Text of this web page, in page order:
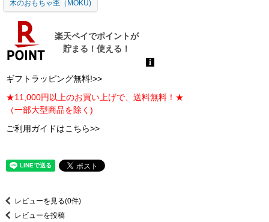
木のおもちゃ杢（MOKU)
ギフトラッピング無料!>>
★11,000円以上のお買い上げで、送料無料！★
（一部大型商品を除く)
ご利用ガイドはこちら>>
レビューを見る(0件)
レビューを投稿